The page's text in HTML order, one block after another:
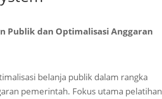
Publik dan Optimalisasi Anggaran
belanja publik dalam rangka
pemerintah. Fokus utama pelatihan